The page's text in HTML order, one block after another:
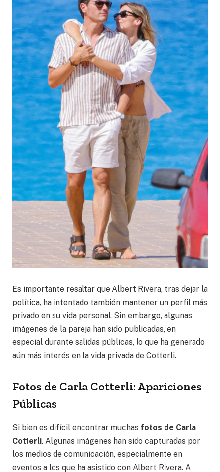
Es importante resaltar que Albert Rivera, tras dejar la
política, ha intentado también mantener un perfil más
privado en su vida personal. Sin embargo, algunas
imágenes de la pareja han sido publicadas, en
especial durante salidas públicas, lo que ha generado
aún más interés en la vida privada de Cotterli.
Fotos de Carla Cotterli: Apariciones
Públicas
Si bien es difícil encontrar muchas fotos de Carla
Cotterli. Algunas imágenes han sido capturadas por
los medios de comunicación, especialmente en
eventos a los que ha asistido con Albert Rivera. A